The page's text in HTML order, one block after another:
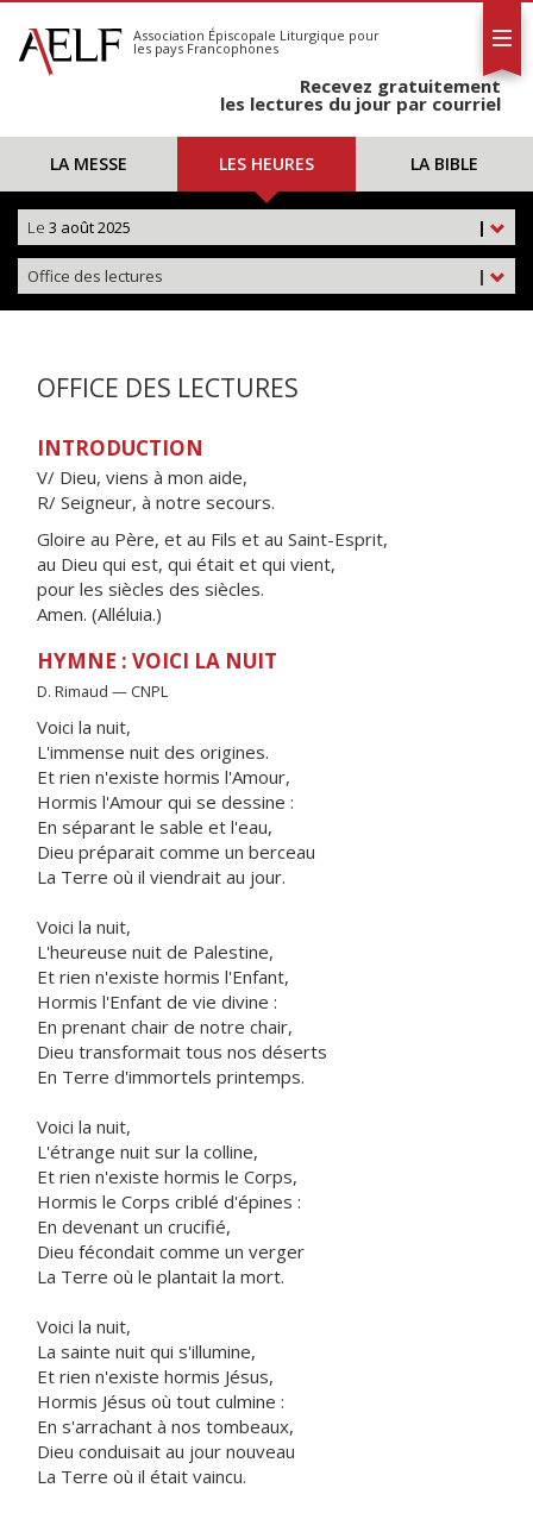
S'abonner
Calendrier
Association Épiscopale Liturgique pour
les pays Francophones
Recevez gratuitement
les lectures du jour par courriel
LA MESSE LES HEURES LA BIBLE
|
Le 3 août 2025
|
Office des lectures
OFFICE DES LECTURES
INTRODUCTION
V/ Dieu, viens à mon aide,
R/ Seigneur, à notre secours.
Gloire au Père, et au Fils et au Saint-Esprit,
au Dieu qui est, qui était et qui vient,
pour les siècles des siècles.
Amen. (Alléluia.)
HYMNE : VOICI LA NUIT
D. Rimaud — CNPL
Voici la nuit,
L'immense nuit des origines.
Et rien n'existe hormis l'Amour,
Hormis l'Amour qui se dessine :
En séparant le sable et l'eau,
Dieu préparait comme un berceau
La Terre où il viendrait au jour.
Voici la nuit,
L'heureuse nuit de Palestine,
Et rien n'existe hormis l'Enfant,
Hormis l'Enfant de vie divine :
En prenant chair de notre chair,
Dieu transformait tous nos déserts
En Terre d'immortels printemps.
Voici la nuit,
L'étrange nuit sur la colline,
Et rien n'existe hormis le Corps,
Hormis le Corps criblé d'épines :
En devenant un crucifié,
Dieu fécondait comme un verger
La Terre où le plantait la mort.
Voici la nuit,
La sainte nuit qui s'illumine,
Et rien n'existe hormis Jésus,
Hormis Jésus où tout culmine :
En s'arrachant à nos tombeaux,
Dieu conduisait au jour nouveau
La Terre où il était vaincu.